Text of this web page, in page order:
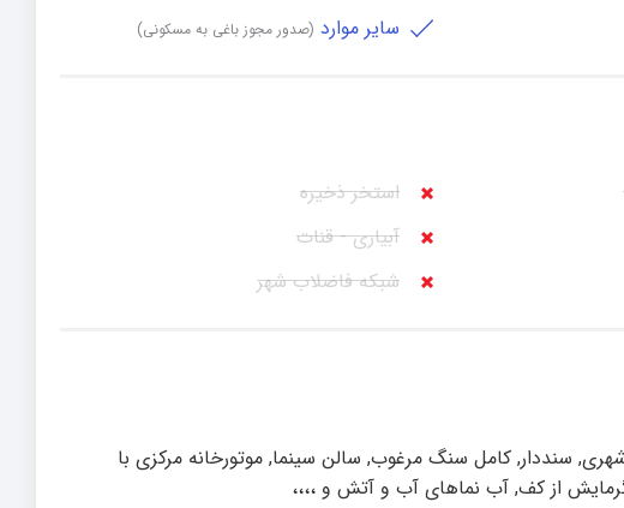
سایر موارد (صدور مجوز باغی به مسکونی)
استخر ذخیره
آبیاری - قنات
شبکه فاضلاب شهر
انشعابات شهری, سنددار, کامل سنگ مرغوب, سالن سینما, موتورخانه مرکزی با
از کف, آب نماهای آب و آتش و ،،،،